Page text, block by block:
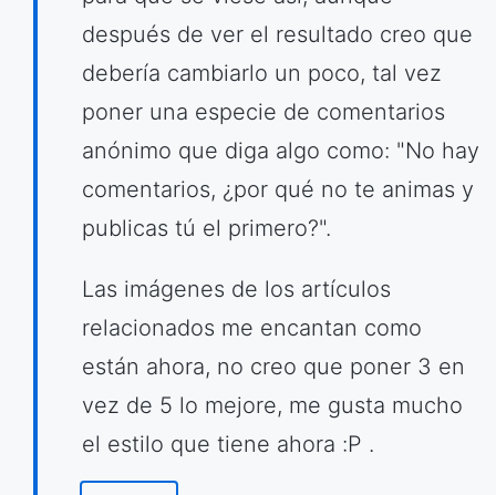
después de ver el resultado creo que
debería cambiarlo un poco, tal vez
poner una especie de comentarios
anónimo que diga algo como: "No hay
comentarios, ¿por qué no te animas y
publicas tú el primero?".
Las imágenes de los artículos
relacionados me encantan como
están ahora, no creo que poner 3 en
vez de 5 lo mejore, me gusta mucho
el estilo que tiene ahora :P .